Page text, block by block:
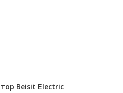
Beisit Electric